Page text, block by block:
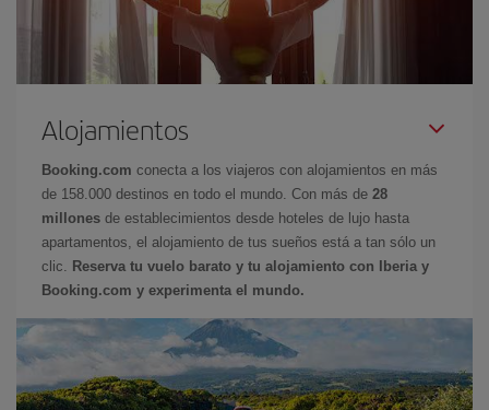
Alojamientos
Booking.com conecta a los viajeros con alojamientos en más
de 158.000 destinos en todo el mundo. Con más de 28
millones de establecimientos desde hoteles de lujo hasta
apartamentos, el alojamiento de tus sueños está a tan sólo un
clic.
Reserva tu vuelo barato y tu alojamiento con Iberia y
Booking.com y experimenta el mundo.